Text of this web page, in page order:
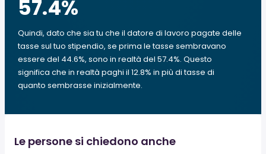
57.4%
Quindi, dato che sia tu che il datore di lavoro pagate delle
tasse sul tuo stipendio, se prima le tasse sembravano
essere del 44.6%, sono in realtà del 57.4%. Questo
significa che in realtà paghi il 12.8% in più di tasse di
quanto sembrasse inizialmente.
Le persone si chiedono anche